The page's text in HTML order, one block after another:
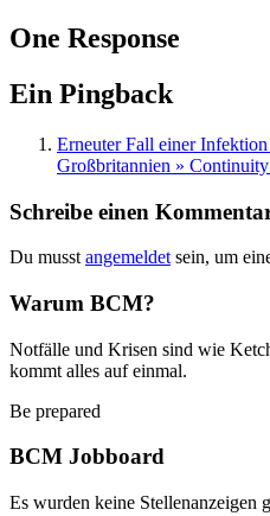
One Response
Ein Pingback
Erneuter Fall einer
Großbritannien »
Schreibe einen
Du musst angemeldet sein, um
Warum BCM?
Notfälle und Krisen sind wie
kommt alles auf einmal.
Be prepared
BCM Jobboard
Es wurden keine Stellenanzeigen